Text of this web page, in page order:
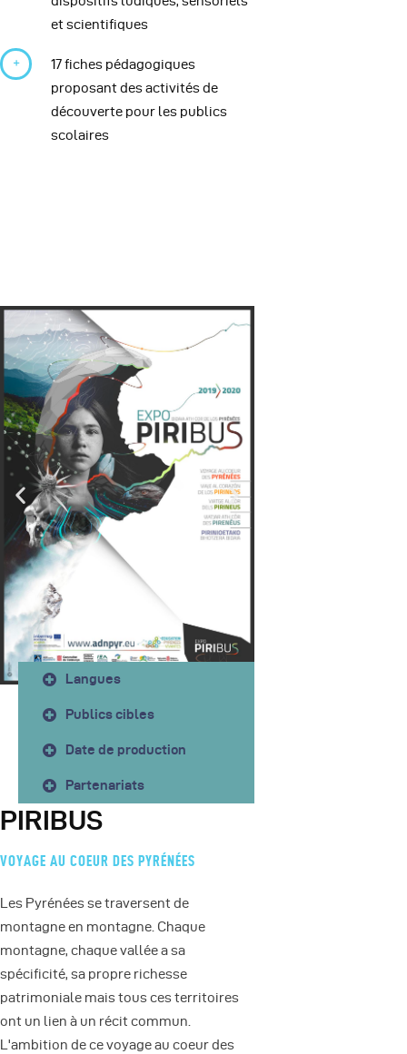
et scientifiques
17 fiches pédagogiques
proposant des activités de
découverte pour les publics
scolaires
PIRIBUS
VOYAGE AU COEUR DES PYRÉNÉES
Les Pyrénées se traversent de
montagne en montagne. Chaque
montagne, chaque vallée a sa
spécificité, sa propre richesse
patrimoniale mais tous ces territoires
ont un lien à un récit commun.
L'ambition de ce voyage au coeur des
Langues
Publics cibles
Date de production
Partenariats